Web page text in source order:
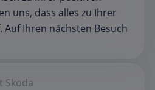
uns, dass alles zu Ihrer
Ihren nächsten Besuch
Skoda